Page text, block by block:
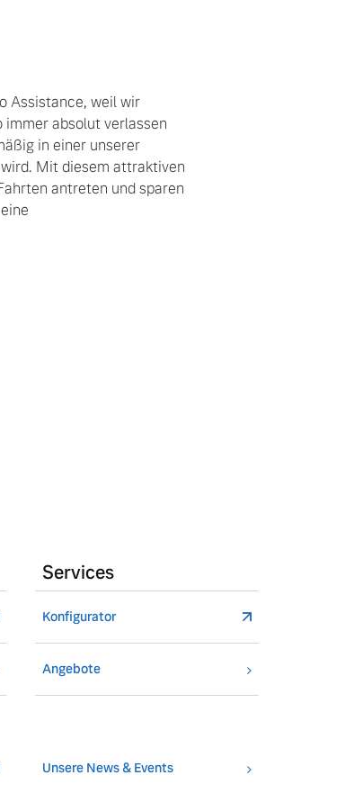
Assistance, weil wir
immer absolut verlassen
in einer unserer
Mit diesem attraktiven
antreten und sparen
Services
Konfigurator
Angebote
Unsere News & Events